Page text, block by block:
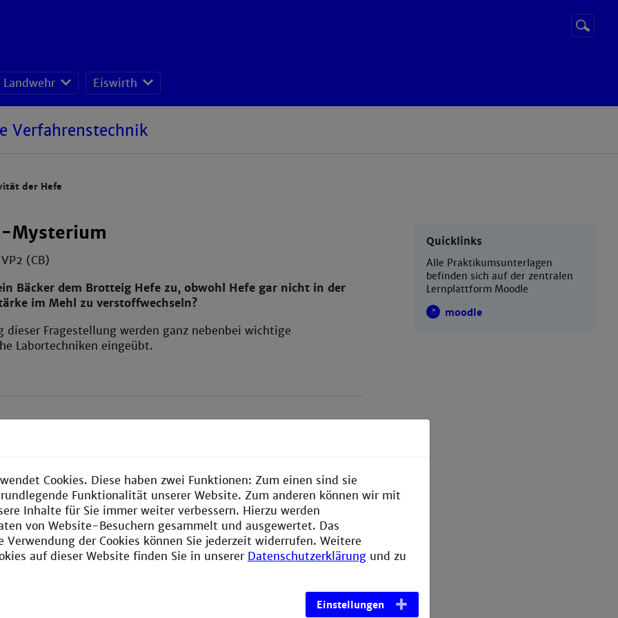
Suche
starten
Landwehr Eiswirth
Verfahrenstechnik
der Hefe
Mysterium
(CB)
Bäcker dem Brotteig Hefe zu, obwohl Hefe gar nicht in der
im Mehl zu verstoffwechseln?
dieser Fragestellung werden ganz nebenbei wichtige
Labortechniken eingeübt.
Fotos: Dr. Isabell Sommer
Quicklinks
Alle Praktikumsunterlagen
befinden sich auf der zentralen
Lernplattform Moodle
moodle
Cookies. Diese haben zwei Funktionen: Zum einen sind sie
Funktionalität unserer Website. Zum anderen können wir mit
Inhalte für Sie immer weiter verbessern. Hierzu werden
von Website-Besuchern gesammelt und ausgewertet. Das
Verwendung der Cookies können Sie jederzeit widerrufen. Weitere
auf dieser Website finden Sie in unserer Datenschutzerklärung und zu
Einstellungen